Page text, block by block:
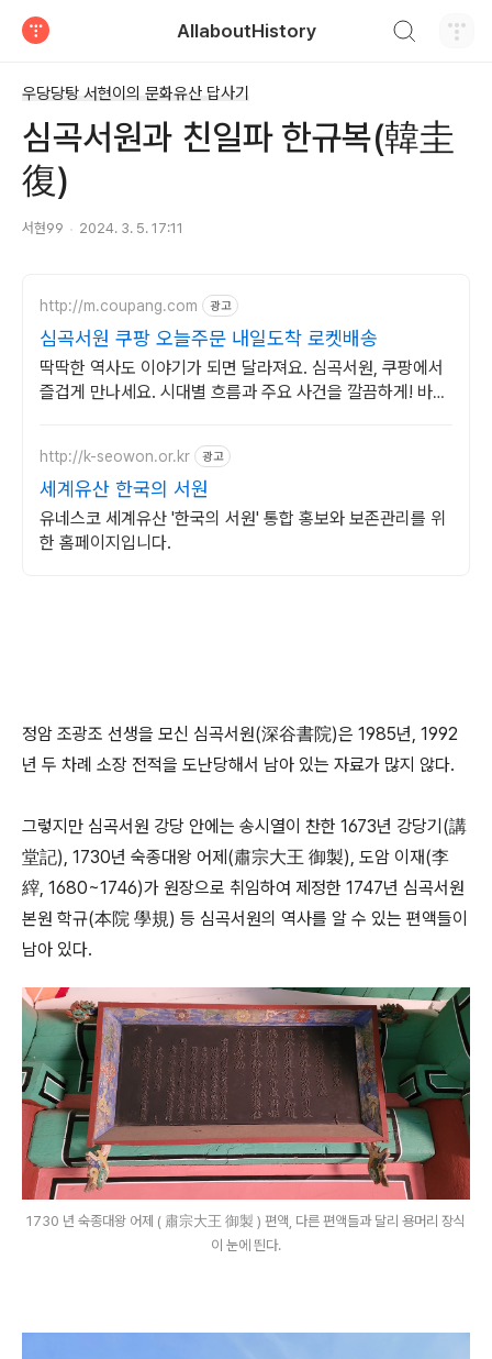
AllaboutHistory
우당당탕 서현이의 문화유산 답사기
심곡서원과 친일파 한규복(韓圭
復)
서현99 2024. 3. 5. 17:11
http://m.coupang.com 광고
심곡서원 쿠팡 오늘주문 내일도착 로켓배송
딱딱한 역사도 이야기가 되면 달라져요. 심곡서원, 쿠팡에서
즐겁게 만나세요. 시대별 흐름과 주요 사건을 깔끔하게! 바쁜
http://k-seowon.or.kr 광고
세계유산 한국의 서원
유네스코 세계유산 '한국의 서원' 통합 홍보와 보존관리를 위
한 홈페이지입니다.
정암 조광조 선생을 모신 심곡서원(深谷書院)은 1985년, 1992
년 두 차례 소장 전적을 도난당해서 남아 있는 자료가 많지 않다.
그렇지만 심곡서원 강당 안에는 송시열이 찬한 1673년 강당기(講
堂記), 1730년 숙종대왕 어제(肅宗大王 御製), 도암 이재(李
縡, 1680~1746)가 원장으로 취임하여 제정한 1747년 심곡서원
본원 학규(本院 學規) 등 심곡서원의 역사를 알 수 있는 편액들이
남아 있다.
1730 년 숙종대왕 어제 ( 肅宗大王 御製 ) 편액, 다른 편액들과 달리 용머리 장식
이 눈에 띈다.